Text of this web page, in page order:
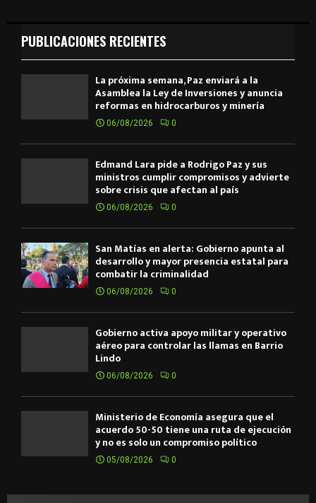
PUBLICACIONES RECIENTES
La próxima semana, Paz enviará a la
Asamblea la Ley de Inversiones y anuncia
reformas en hidrocarburos y minería
06/08/2026 0
Edmand Lara pide a Rodrigo Paz y sus
ministros cumplir compromisos y advierte
sobre crisis que afectan al país
06/08/2026 0
San Matías en alerta: Gobierno apunta al
desarrollo y mayor presencia estatal para
combatir la criminalidad
06/08/2026 0
Gobierno activa apoyo militar y operativo
aéreo para controlar las llamas en Barrio
Lindo
06/08/2026 0
Ministerio de Economía asegura que el
acuerdo 50-50 tiene una ruta de ejecución
y no es solo un compromiso político
05/08/2026 0